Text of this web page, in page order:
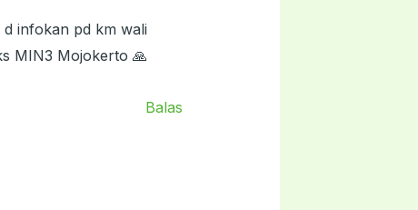
infokan pd km wali
MIN3 Mojokerto 🙏
Balas